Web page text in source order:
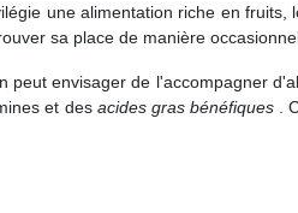
une alimentation riche en
sa place de manière
envisager de l'accompagner
et des acides gras bénéfiques
.